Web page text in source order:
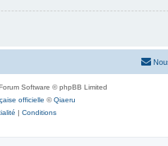
Software © phpBB Limited
officielle ©Qiaeru
| Conditions